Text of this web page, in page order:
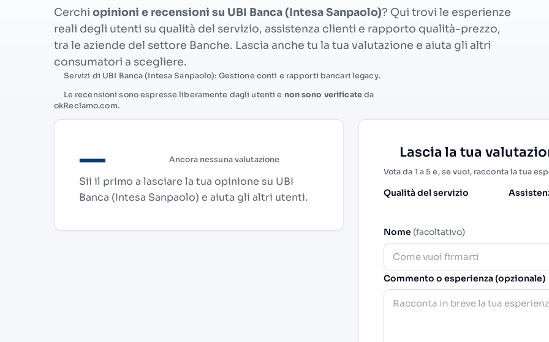
Cerchi opinioni e recensioni su UBI Banca (Intesa Sanpaolo)? Qui trovi le esperienze
reali degli utenti su qualità del servizio, assistenza clienti e rapporto qualità-prezzo,
tra le aziende del settore Banche. Lascia anche tu la tua valutazione e aiuta gli altri
consumatori a scegliere.
Servizi di UBI Banca (Intesa Sanpaolo): Gestione conti e rapporti bancari legacy.
Le recensioni sono espresse liberamente dagli utenti e non sono verificateda
okReclamo.com.
— Ancora nessuna valutazione
Sii il primo a lasciare la tua opinione su UBI
Banca (Intesa Sanpaolo) e aiuta gli altri utenti.
Lascia la tua
Vota da 1 a 5 e, se vuoi, racconta la tua
Qualità del servizio
Nome (facoltativo)
Commento o esperienza (opzionale)